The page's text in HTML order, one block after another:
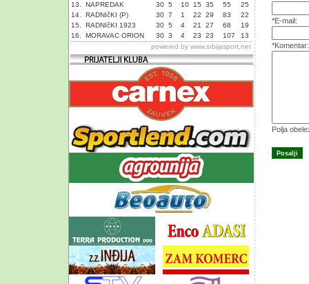
13.
NAPREDAK 30 5 10 15 35 55
25
14.
RADNIčKI (P) 30 7 1 22 29 83
22
15.
RADNIčKI 1923 30 5 4 21 27 68
19
16.
MORAVAC ORION 30 3 4 23 23 107
13
powered by www.srbijasport.net
*E-mail:
*Komentar:
Polja